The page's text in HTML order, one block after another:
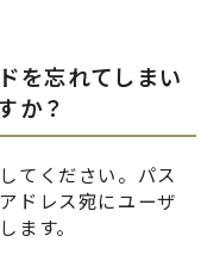
を忘れてしまい
か？
てください。パス
ドレス宛にユーザ
ます。